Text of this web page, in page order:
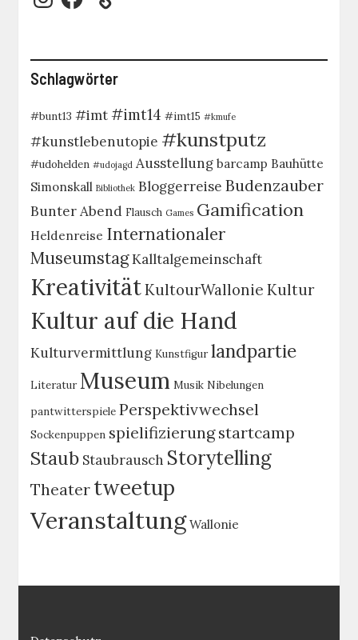
Schlagwörter
#bunt13 #imt #imt14 #imt15 #kmufe
#kunstlebenutopie #kunstputz
#udohelden #udojagd Ausstellung barcamp Bauhütte
Simonskall Bibliothek Bloggerreise Budenzauber
Bunter Abend Flausch Games Gamification
Heldenreise Internationaler
MuseumstagKalltalgemeinschaft
KreativitätKultourWallonie Kultur
Kultur auf die Hand
Kulturvermittlung Kunstfigur landpartie
Literatur Museum Musik Nibelungen
pantwitterspiele Perspektivwechsel
Sockenpuppen spielifizierungstartcamp
Staub Staubrausch Storytelling
Theater tweetup
Veranstaltung Wallonie